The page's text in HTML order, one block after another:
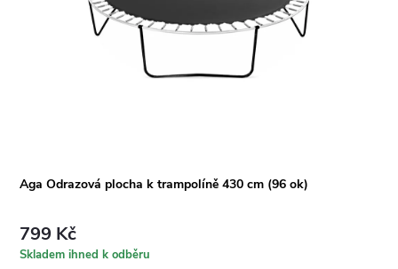
Aga Odrazová plocha k trampolíně 430 cm (96 ok)
799 Kč
Skladem ihned k odběru